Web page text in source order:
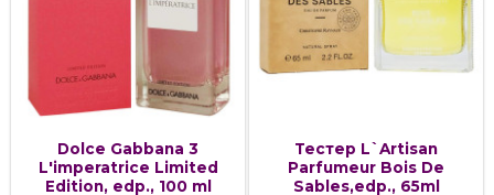
Dolce Gabbana 3
L'imperatrice Limited
Edition, edp., 100 ml
Тестер L`Artisan
Parfumeur Bois De
Sables,edp., 65ml